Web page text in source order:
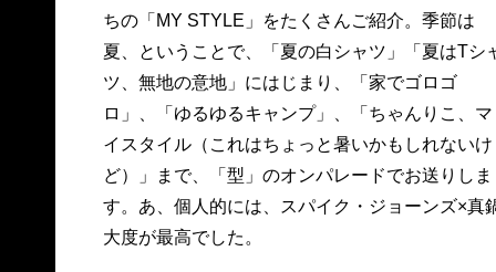
ちの「MY STYLE」をたくさんご紹介。季節は
夏、ということで、「夏の白シャツ」「夏はTシ
ツ、無地の意地」にはじまり、「家でゴロゴ
ロ」、「ゆるゆるキャンプ」、「ちゃんりこ、マ
イスタイル（これはちょっと暑いかもしれないけ
ど）」まで、「型」のオンパレードでお送りしま
す。あ、個人的には、スパイク・ジョーンズ×真
大度が最高でした。